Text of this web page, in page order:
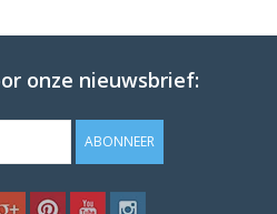
onze nieuwsbrief:
ABONNEER